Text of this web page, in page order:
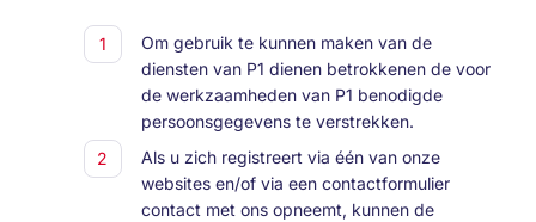
Om gebruik te kunnen maken van de
diensten van P1 dienen betrokkenen de voor
de werkzaamheden van P1 benodigde
persoonsgegevens te verstrekken.
Als u zich registreert via één van onze
websites en/of via een contactformulier
contact met ons opneemt, kunnen de